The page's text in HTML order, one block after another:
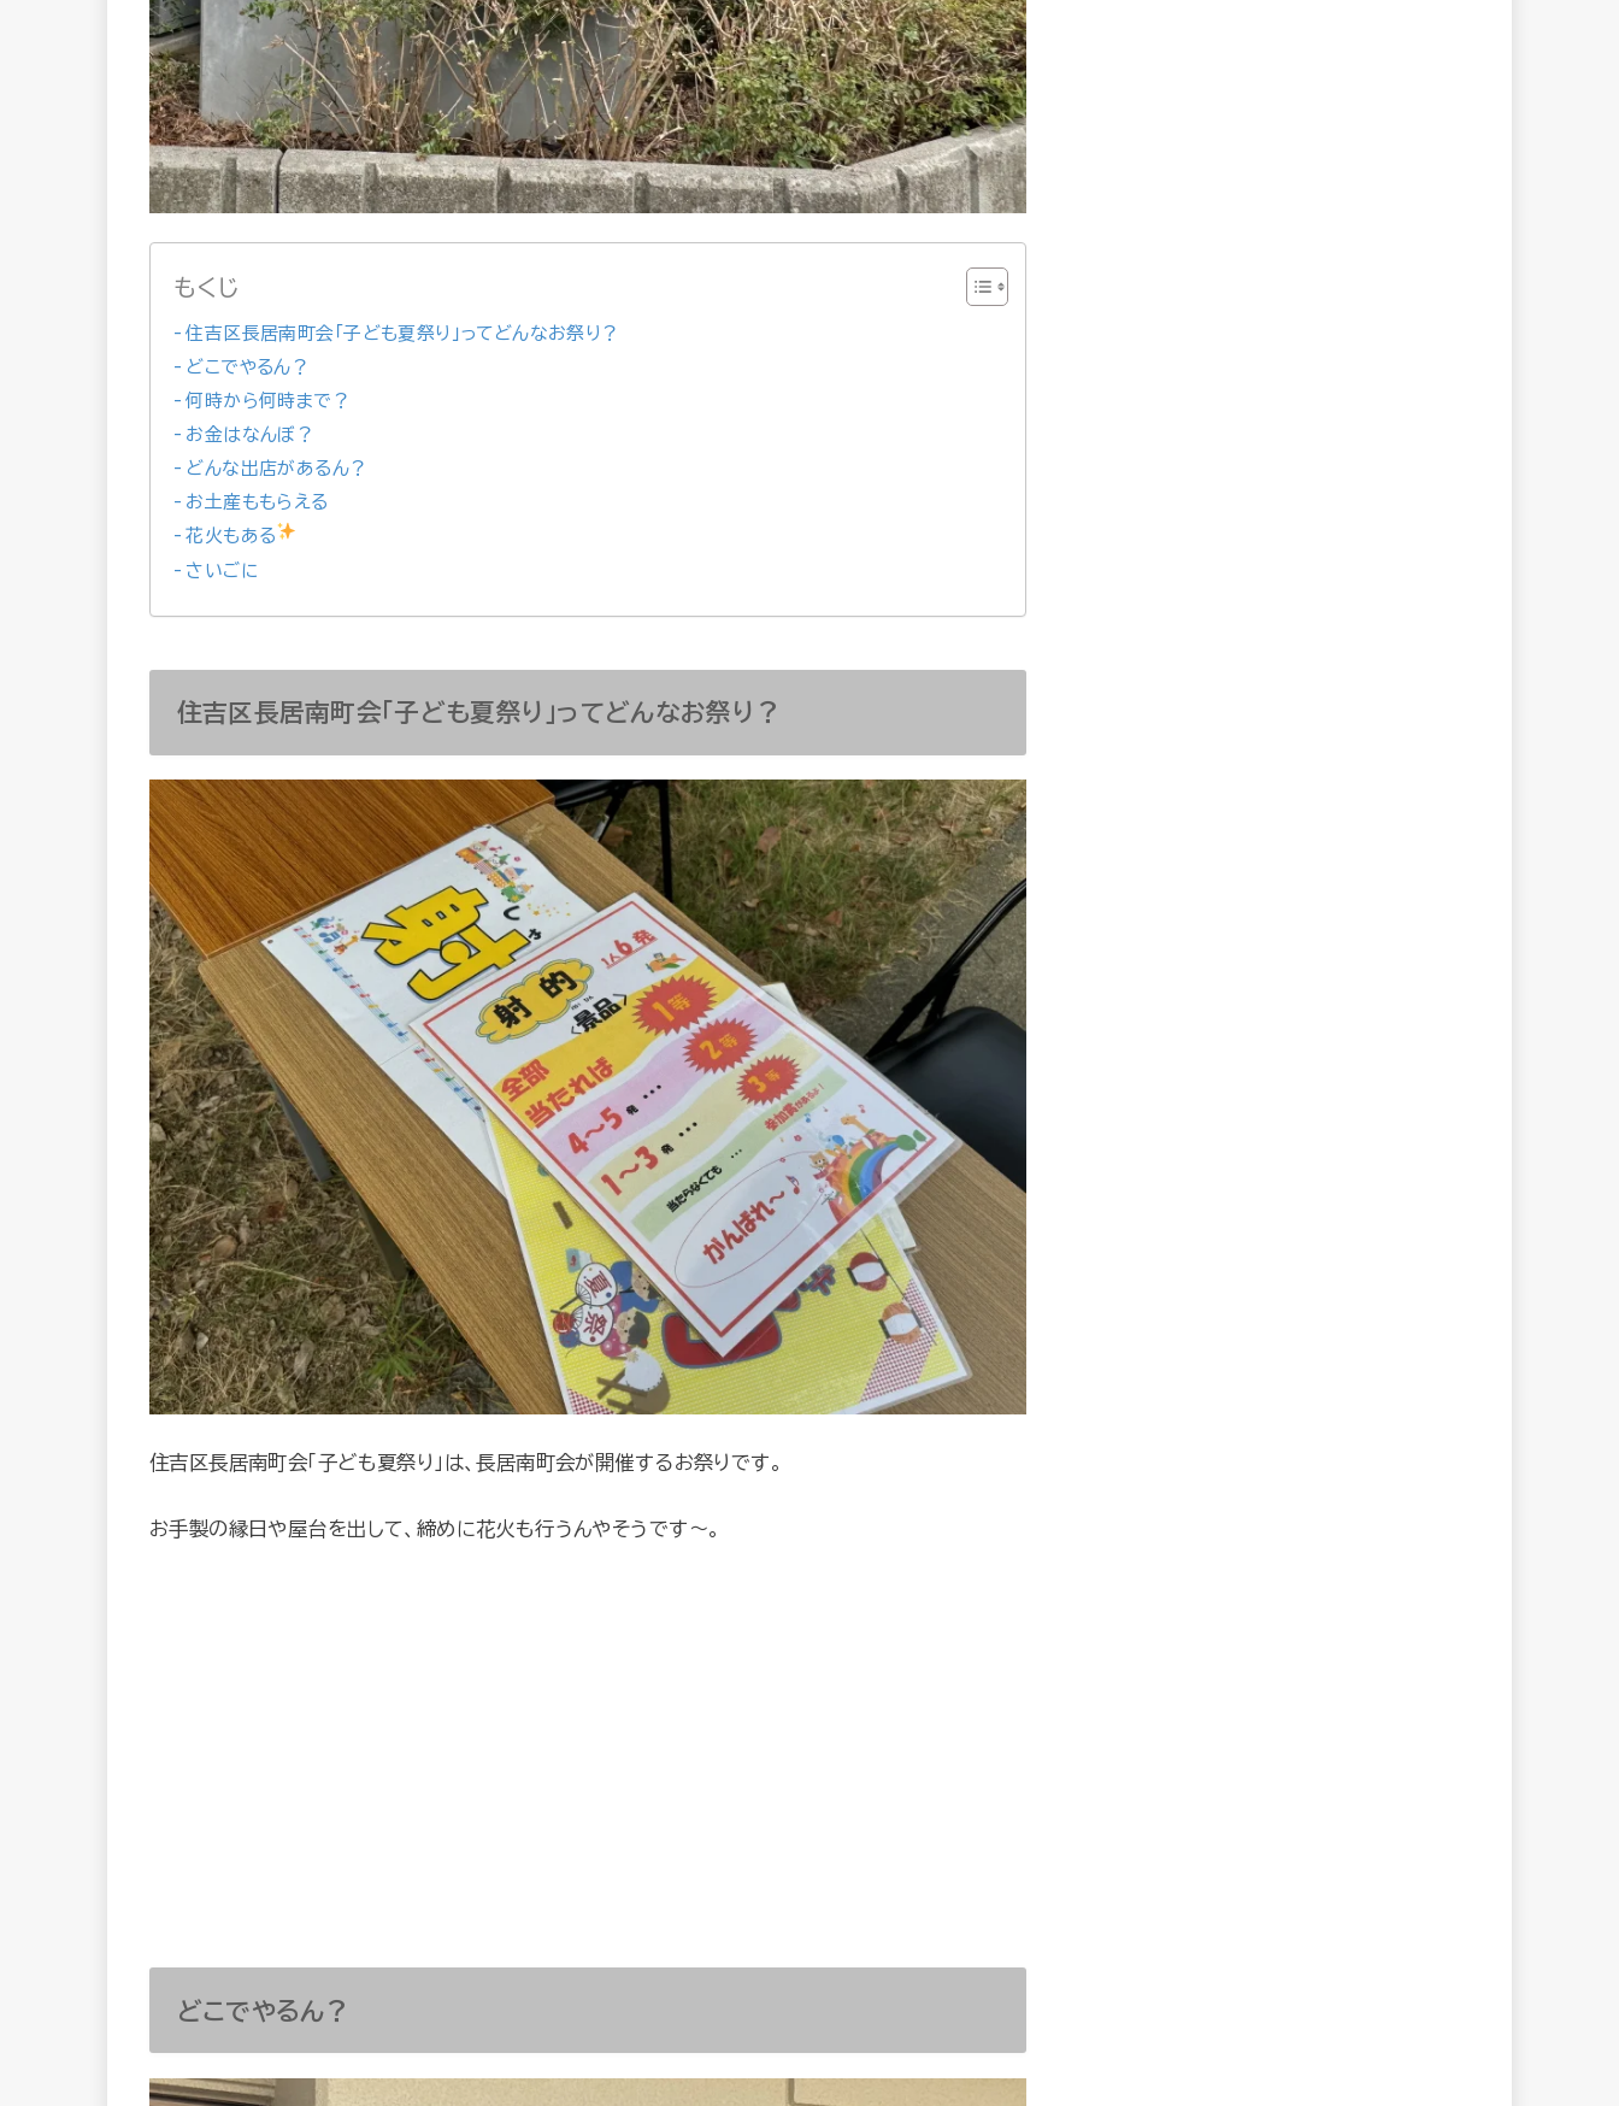
もくじ
住吉区長居南町会「子ども夏祭り」ってどんなお祭り？
どこでやるん？
何時から何時まで？
お金はなんぼ？
どんな出店があるん？
お土産ももらえる
花火もある
さいごに
住吉区長居南町会「子ども夏祭り」ってどんなお祭り？
住吉区長居南町会「子ども夏祭り」は、長居南町会が開催するお祭りです。
お手製の縁日や屋台を出して、締めに花火も行うんやそうです～。
どこでやるん？